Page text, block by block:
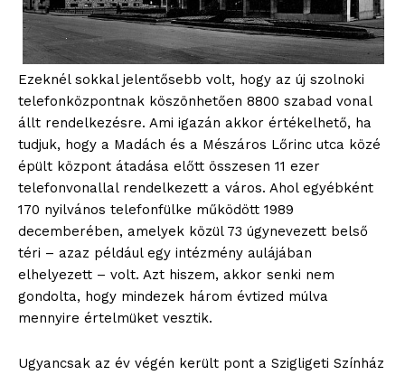
blogSZOLNOK
Ezeknél sokkal jelentősebb volt, hogy az új szolnoki
telefonközpontnak köszönhetően 8800 szabad vonal
állt rendelkezésre. Ami igazán akkor értékelhető, ha
tudjuk, hogy a Madách és a Mészáros Lőrinc utca közé
épült központ átadása előtt összesen 11 ezer
telefonvonallal rendelkezett a város. Ahol egyébként
170 nyilvános telefonfülke működött 1989
decemberében, amelyek közül 73 úgynevezett belső
téri – azaz például egy intézmény aulájában
elhelyezett – volt. Azt hiszem, akkor senki nem
gondolta, hogy mindezek három évtized múlva
mennyire értelmüket vesztik.
Ugyancsak az év végén került pont a Szigligeti Színház